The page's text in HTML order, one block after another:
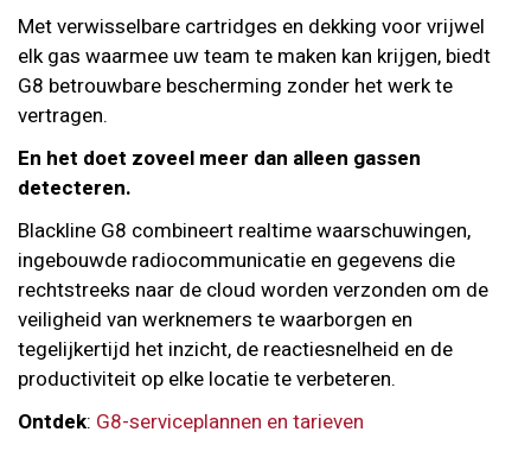
Met verwisselbare cartridges en dekking voor vrijwel
elk gas waarmee uw team te maken kan krijgen, biedt
G8 betrouwbare bescherming zonder het werk te
vertragen.
En het doet zoveel meer dan alleen gassen
detecteren.
Blackline G8 combineert realtime waarschuwingen,
ingebouwde radiocommunicatie en gegevens die
rechtstreeks naar de cloud worden verzonden om de
veiligheid van werknemers te waarborgen en
tegelijkertijd het inzicht, de reactiesnelheid en de
productiviteit op elke locatie te verbeteren.
Ontdek: G8-serviceplannen en tarieven